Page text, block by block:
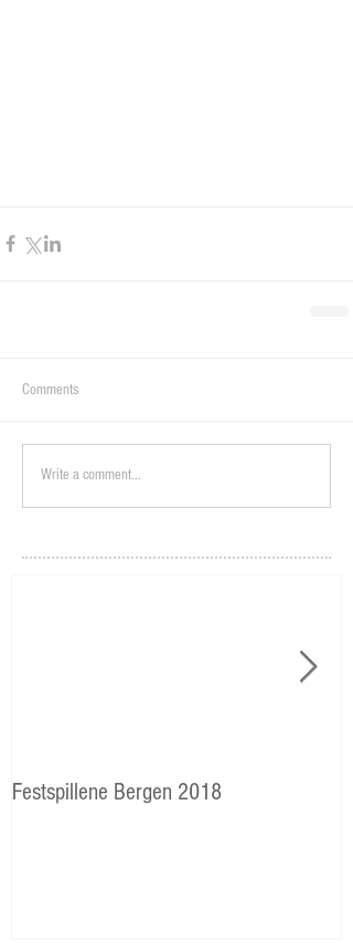
Comments
Write a comment...
Festspillene Bergen 2018